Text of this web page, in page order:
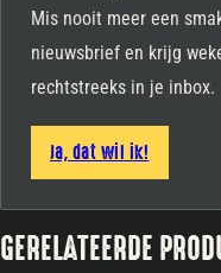
Mis nooit meer een
nieuwsbrief en krijg
rechtstreeks in je inbox.
Ja, dat wil ik!
GERELATEERDE